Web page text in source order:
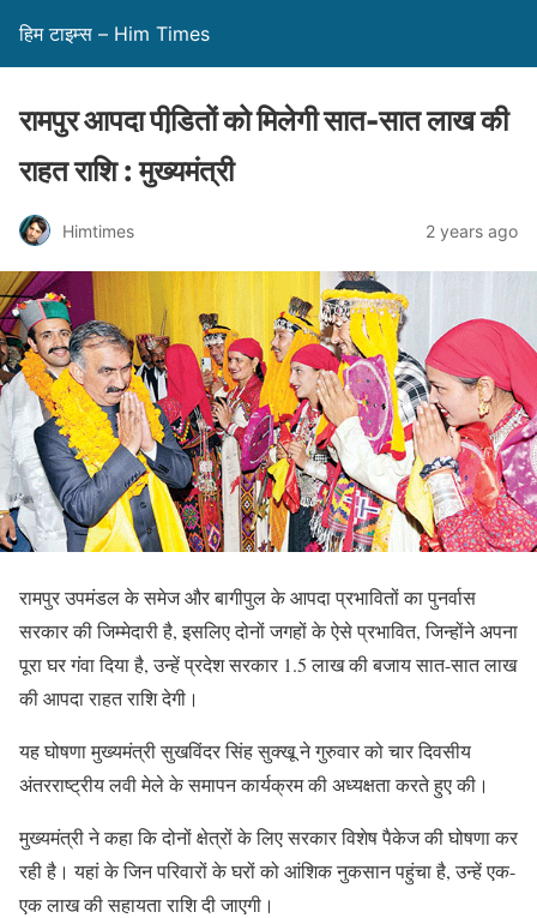
हिम टाइम्स – Him Times
रामपुर आपदा पीडि़तों को मिलेगी सात-सात लाख की
राहत राशि : मुख्यमंत्री
Himtimes 2 years ago
रामपुर उपमंडल के समेज और बागीपुल के आपदा प्रभावितों का पुनर्वास
सरकार की जिम्मेदारी है, इसलिए दोनों जगहों के ऐसे प्रभावित, जिन्होंने अपना
पूरा घर गंवा दिया है, उन्हें प्रदेश सरकार 1.5 लाख की बजाय सात-सात लाख
की आपदा राहत राशि देगी।
यह घोषणा मुख्यमंत्री सुखविंदर सिंह सुक्खू ने गुरुवार को चार दिवसीय
अंतरराष्ट्रीय लवी मेले के समापन कार्यक्रम की अध्यक्षता करते हुए की।
मुख्यमंत्री ने कहा कि दोनों क्षेत्रों के लिए सरकार विशेष पैकेज की घोषणा कर
रही है। यहां के जिन परिवारों के घरों को आंशिक नुकसान पहुंचा है, उन्हें एक-
एक लाख की सहायता राशि दी जाएगी।